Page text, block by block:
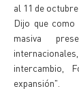
al 11 de
Dijo que como
masiva
intercambio,
expansión".